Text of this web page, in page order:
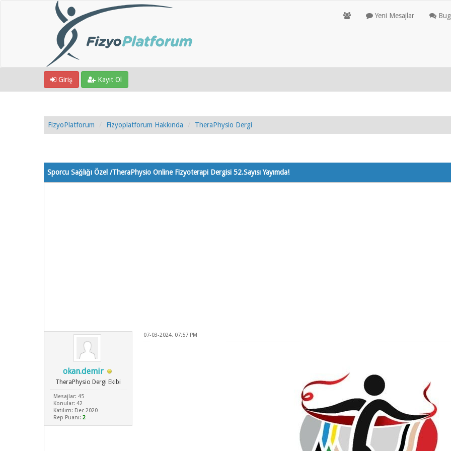
Yeni Mesajlar
Giriş Kayıt Ol
FizyoPlatforum Fizyoplatforum Hakkında TheraPhysio Dergi
Sporcu Sağlığı Özel /TheraPhysio Online Fizyoterapi Dergisi 52.Sayısı Yayımda!
okan.demir
TheraPhysio Dergi Ekibi
Mesajlar: 45
Konular: 42
Katılım: Dec 2020
Rep Puanı: 2
07-03-2024, 07:57 PM